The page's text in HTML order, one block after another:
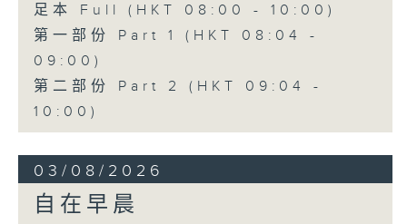
足本 Full (HKT 08:00 - 10:00)
第一部份 Part 1 (HKT 08:04 -
09:00)
第二部份 Part 2 (HKT 09:04 -
10:00)
03/08/2026
自在早晨